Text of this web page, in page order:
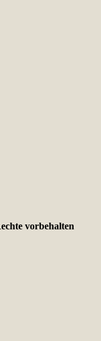
vorbehalten